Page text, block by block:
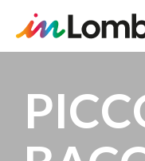
contenuto
principale